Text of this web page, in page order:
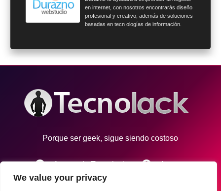
We value your privacy
en internet, con nosotros encontrarás diseño
profesional y creativo, además de soluciones
basadas en tecn ologías de información.
Porque ser geek, sigue siendo costoso
info Acerca de Tecnolack account_circle Autores